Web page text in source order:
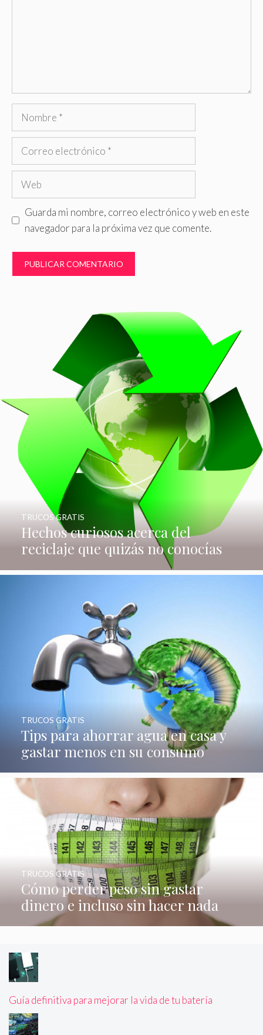
Nombre
Correo
Web
Guarda mi nombre, correo electrónico y web en este
navegador para la próxima vez que comente.
Hechos curiosos acerca del
reciclaje que quizás no conocías
TRUCOS GRATIS
Tips para ahorrar agua en casa y
gastar menos en su consumo
TRUCOS GRATIS
Cómo perder peso sin gastar
dinero e incluso sin hacer nada
TRUCOS GRATIS
Guía definitiva para mejorar la vida de tu batería